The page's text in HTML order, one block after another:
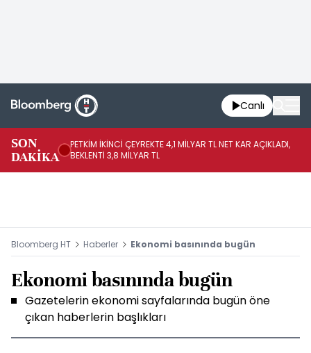
Canlı
SON
DAKİKA
PETKİM İKİNCİ ÇEYREKTE 4,1 MİLYAR TL NET KAR AÇIKLADI,
BEKLENTİ 3,8 MİLYAR TL
Bloomberg HT Haberler Ekonomi basınında bugün
Ekonomi basınında bugün
Gazetelerin ekonomi sayfalarında bugün öne
çıkan haberlerin başlıkları